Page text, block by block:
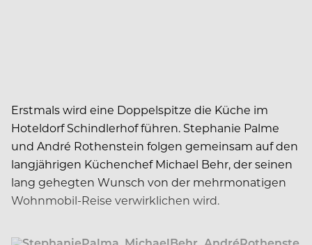
Erstmals wird eine Doppelspitze die Küche im
Hoteldorf Schindlerhof führen. Stephanie Palme
und André Rothenstein folgen gemeinsam auf den
langjährigen Küchenchef Michael Behr, der seinen
lang gehegten Wunsch von der mehrmonatigen
Wohnmobil-Reise verwirklichen wird.